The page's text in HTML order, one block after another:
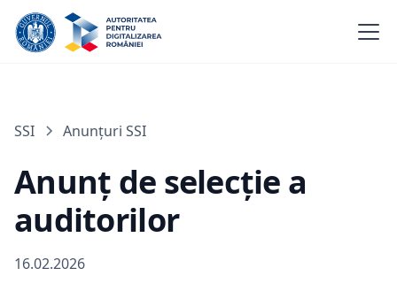
SSI Anunțuri SSI
Anunţ de selecţie a
auditorilor
16.02.2026